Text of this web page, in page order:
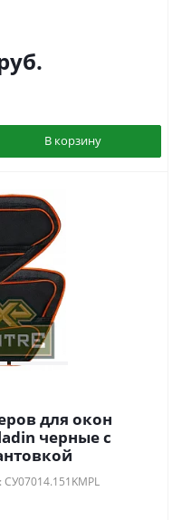
В корзину
для окон
черные с
СУ07014.151KMPL